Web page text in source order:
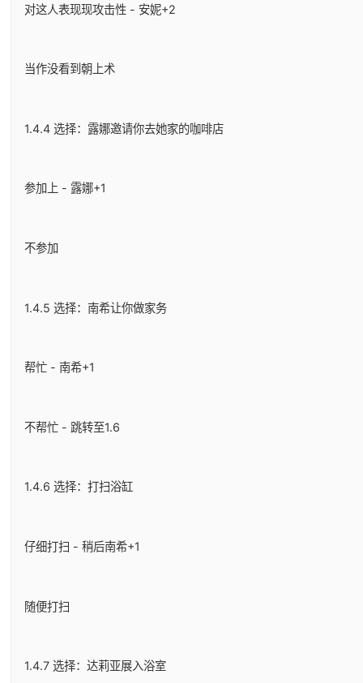
对这人表现现攻击性 - 安妮+2
当作没看到朝上术
1.4.4 选择：露娜邀请你去她家的咖啡店
参加上 - 露娜+1
不参加
1.4.5 选择：南希让你做家务
帮忙 - 南希+1
不帮忙 - 跳转至1.6
1.4.6 选择：打扫浴缸
仔细打扫 - 稍后南希+1
随便打扫
1.4.7 选择：达莉亚展入浴室